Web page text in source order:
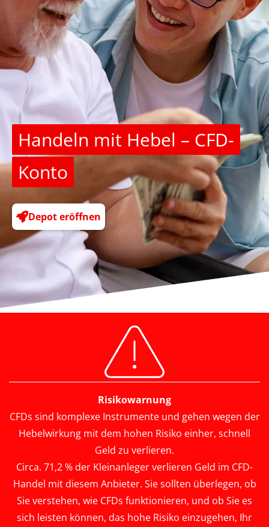
Handeln mit Hebel – CFD-
Konto
Depot eröffnen
Risikowarnung
CFDs sind komplexe Instrumente und gehen wegen der
Hebelwirkung mit dem hohen Risiko einher, schnell
Geld zu verlieren.
Circa. 71,2 % der Kleinanleger verlieren Geld im CFD-
Handel mit diesem Anbieter. Sie sollten überlegen, ob
Sie verstehen, wie CFDs funktionieren, und ob Sie es
sich leisten können, das hohe Risiko einzugehen, Ihr